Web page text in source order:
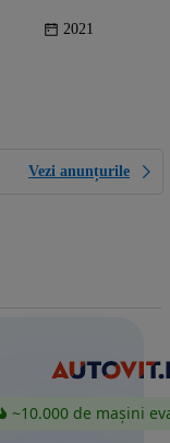
2021
Vezi anunțurile
~10.000 de mașini